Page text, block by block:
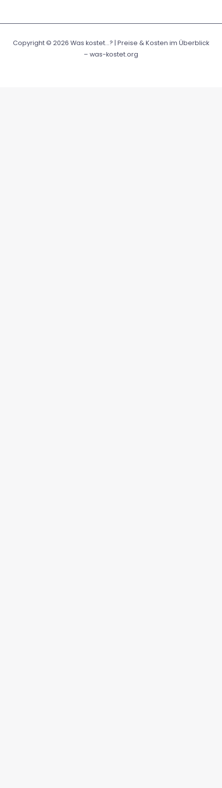
Copyright © 2026 Was kostet...? | Preise & Kosten im Überblick
– was-kostet.org